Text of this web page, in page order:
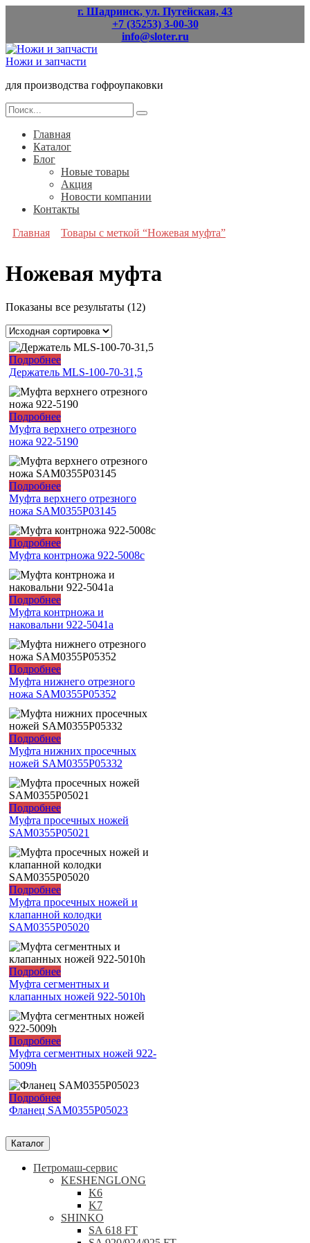
г. Шадринск, ул. Путейская, 43
+7 (35253) 3-00-30
info@sloter.ru
Ножи и запчасти
для производства гофроупаковки
Search
for:
Главная
Каталог
Блог
Новые товары
Акция
Новости компании
Контакты
Главная
Товары с меткой “Ножевая муфта”
Ножевая муфта
Показаны все результаты (12)
Подробнее
Держатель MLS-100-70-31,5
Подробнее
Муфта верхнего отрезного
ножа 922-5190
Подробнее
Муфта верхнего отрезного
ножа SAM0355P03145
Подробнее
Муфта контрножа 922-5008c
Подробнее
Муфта контрножа и
наковальни 922-5041a
Подробнее
Муфта нижнего отрезного
ножа SAM0355P05352
Подробнее
Муфта нижних просечных
ножей SAM0355P05332
Подробнее
Муфта просечных ножей
SAM0355P05021
Подробнее
Муфта просечных ножей и
клапанной колодки
SAM0355P05020
Подробнее
Муфта сегментных и
клапанных ножей 922-5010h
Подробнее
Муфта сегментных ножей 922-
5009h
Подробнее
Фланец SAM0355P05023
Каталог
Петромаш-сервис
KESHENGLONG
K6
K7
SHINKO
SA 618 FT